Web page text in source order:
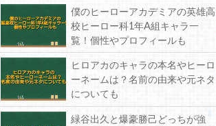
僕のヒーローアカデミアの英雄高
校ヒーロー科1年A組キャラ一
覧！個性やプロフィールも
ヒロアカのキャラの本名やヒーロ
ーネームは？名前の由来や元ネタ
についても
緑谷出久と爆豪勝己どっちが強